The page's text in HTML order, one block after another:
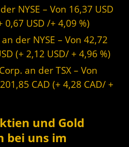
NYSE – Von 16,37 USD
0,67 USD /+ 4,09 %)
der NYSE – Von 42,72
(+ 2,12 USD/ + 4,96 %)
an der TSX – Von
CAD (+ 4,28 CAD/ +
und Gold
bei uns im